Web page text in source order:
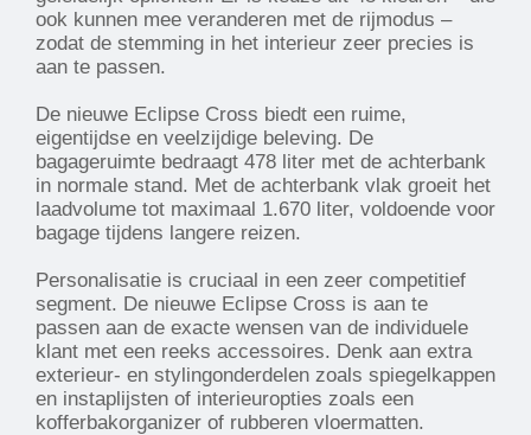
ook kunnen mee veranderen met de rijmodus –
zodat de stemming in het interieur zeer precies is
aan te passen.
De nieuwe Eclipse Cross biedt een ruime,
eigentijdse en veelzijdige beleving. De
bagageruimte bedraagt 478 liter met de achterbank
in normale stand. Met de achterbank vlak groeit het
laadvolume tot maximaal 1.670 liter, voldoende voor
bagage tijdens langere reizen.
Personalisatie is cruciaal in een zeer competitief
segment. De nieuwe Eclipse Cross is aan te
passen aan de exacte wensen van de individuele
klant met een reeks accessoires. Denk aan extra
exterieur- en stylingonderdelen zoals spiegelkappen
en instaplijsten of interieuropties zoals een
kofferbakorganizer of rubberen vloermatten.